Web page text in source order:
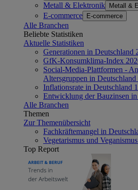
Metall & Elektronik Metall &
E-commerce E-commerce
Alle Branchen
Beliebte Statistiken
Aktuelle Statistiken
Generationen in Deutschland
GfK-Konsumklima-Index
Social-Media-Plattformen -
Altersgruppen in Deutschland
Inflationsrate in Deutschland
Entwicklung der Bauzinsen
Alle Branchen
Themen
Zur Themenübersicht
Fachkräftemangel in
Vegetarismus und
Top Report